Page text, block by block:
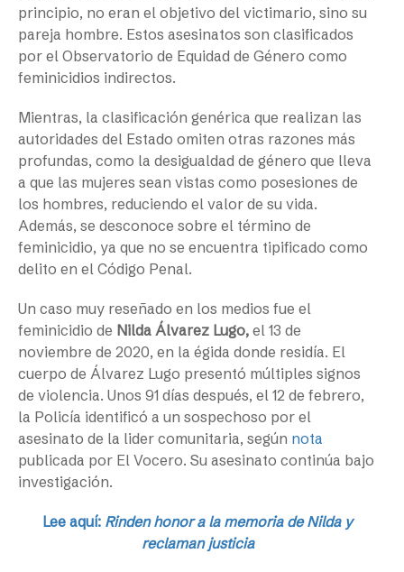
principio, no eran el objetivo del victimario, sino su
pareja hombre. Estos asesinatos son clasificados
por el Observatorio de Equidad de Género como
feminicidios indirectos.
Mientras, la clasificación genérica que realizan las
autoridades del Estado omiten otras razones más
profundas, como la desigualdad de género que lleva
a que las mujeres sean vistas como posesiones de
los hombres, reduciendo el valor de su vida.
Además, se desconoce sobre el término de
feminicidio, ya que no se encuentra tipificado como
delito en el Código Penal.
Un caso muy reseñado en los medios fue el
feminicidio de Nilda Álvarez Lugo, el 13 de
noviembre de 2020, en la égida donde residía. El
cuerpo de Álvarez Lugo presentó múltiples signos
de violencia. Unos 91 días después, el 12 de febrero,
la Policía identificó a un sospechoso por el
asesinato de la lider comunitaria, según nota
publicada por El Vocero. Su asesinato continúa bajo
investigación.
Lee aquí: Rinden honor a la memoria de Nilda y
reclaman justicia